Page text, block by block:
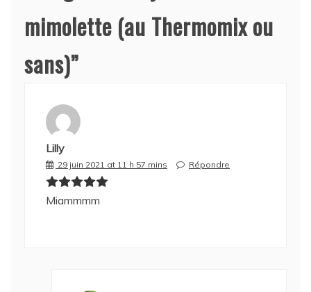
mimolette (au Thermomix ou
sans)”
Lilly
29 juin 2021 at 11 h 57 mins Répondre
Miammmm